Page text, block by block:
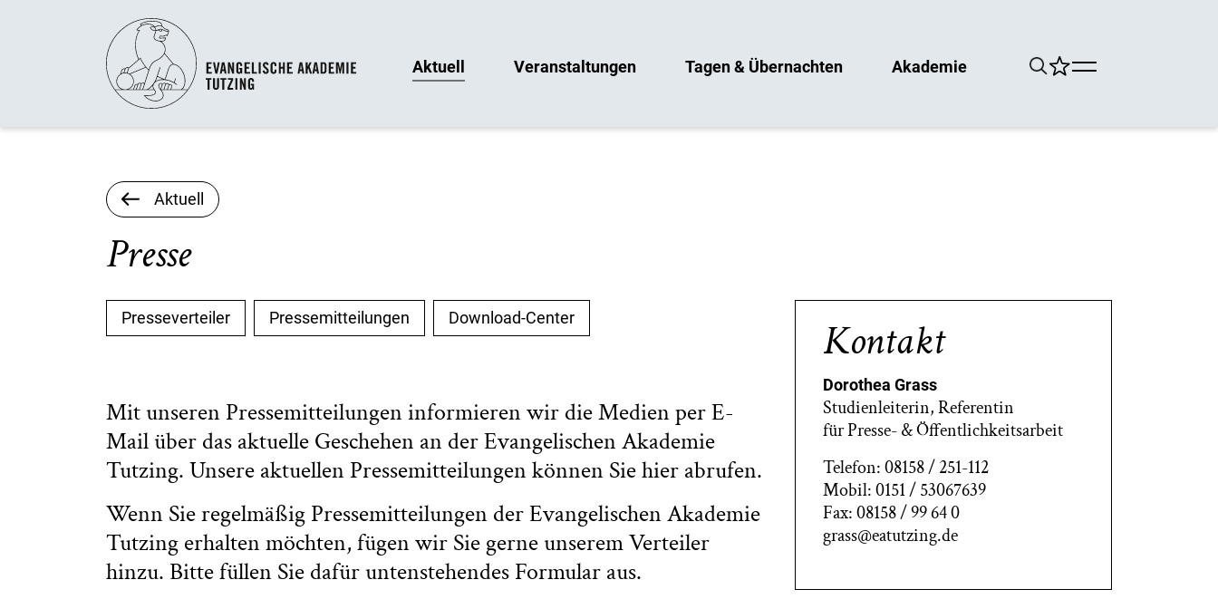
Aktuell Veranstaltungen Tagen & Übernachten Akademie
Aktuell
Presse
Presseverteiler Pressemitteilungen Download-Center
Mit unseren Pressemitteilungen informieren wir die Medien per E-
Mail über das aktuelle Geschehen an der Evangelischen Akademie
Tutzing. Unsere aktuellen Pressemitteilungen können Sie hier abrufen.
Wenn Sie regelmäßig Pressemitteilungen der Evangelischen Akademie
Tutzing erhalten möchten, fügen wir Sie gerne unserem Verteiler
hinzu. Bitte füllen Sie dafür untenstehendes Formular aus.
Kontakt
Dorothea Grass
Studienleiterin, Referentin
für Presse- & Öffentlichkeitsarbeit
Telefon: 08158 / 251-112
Mobil: 0151 / 53067639
Fax: 08158 / 99 64 0
grass@eatutzing.de